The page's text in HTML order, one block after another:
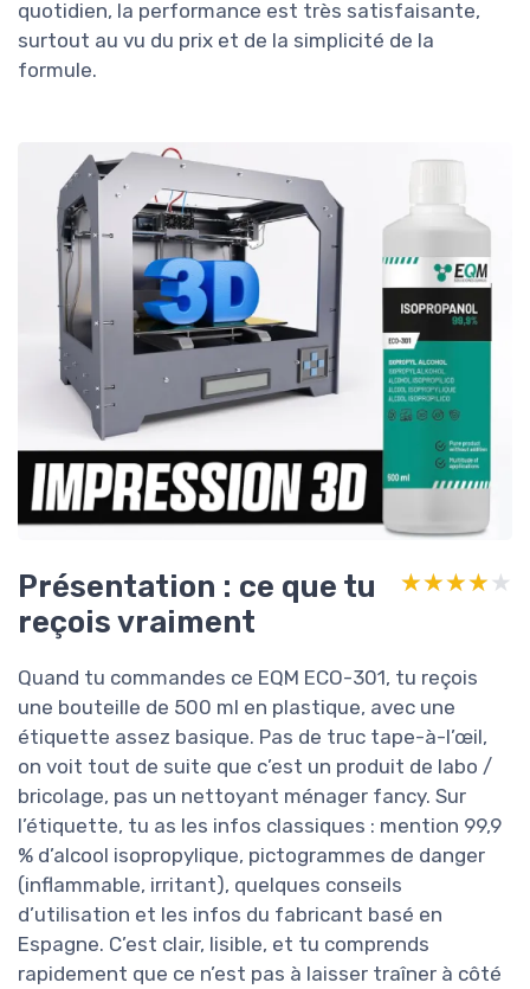
quotidien, la performance est très satisfaisante,
surtout au vu du prix et de la simplicité de la
formule.
Présentation : ce que tu
reçois vraiment
★★★★★
★★★★★
Quand tu commandes ce EQM ECO-301, tu reçois
une bouteille de 500 ml en plastique, avec une
étiquette assez basique. Pas de truc tape-à-l’œil,
on voit tout de suite que c’est un produit de labo /
bricolage, pas un nettoyant ménager fancy. Sur
l’étiquette, tu as les infos classiques : mention 99,9
% d’alcool isopropylique, pictogrammes de danger
(inflammable, irritant), quelques conseils
d’utilisation et les infos du fabricant basé en
Espagne. C’est clair, lisible, et tu comprends
rapidement que ce n’est pas à laisser traîner à côté